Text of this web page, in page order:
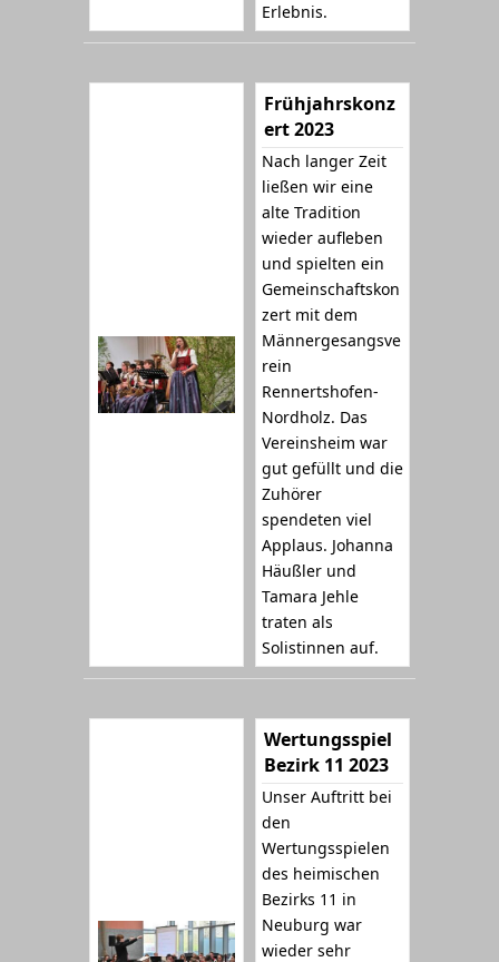
Erlebnis.
Frühjahrskonz
ert 2023
Nach langer Zeit
ließen wir eine
alte Tradition
wieder aufleben
und spielten ein
Gemeinschaftskon
zert mit dem
Männergesangsve
rein
Rennertshofen-
Nordholz. Das
Vereinsheim war
gut gefüllt und die
Zuhörer
spendeten viel
Applaus. Johanna
Häußler und
Tamara Jehle
traten als
Solistinnen auf.
Wertungsspiel
Bezirk 11 2023
Unser Auftritt bei
den
Wertungsspielen
des heimischen
Bezirks 11 in
Neuburg war
wieder sehr